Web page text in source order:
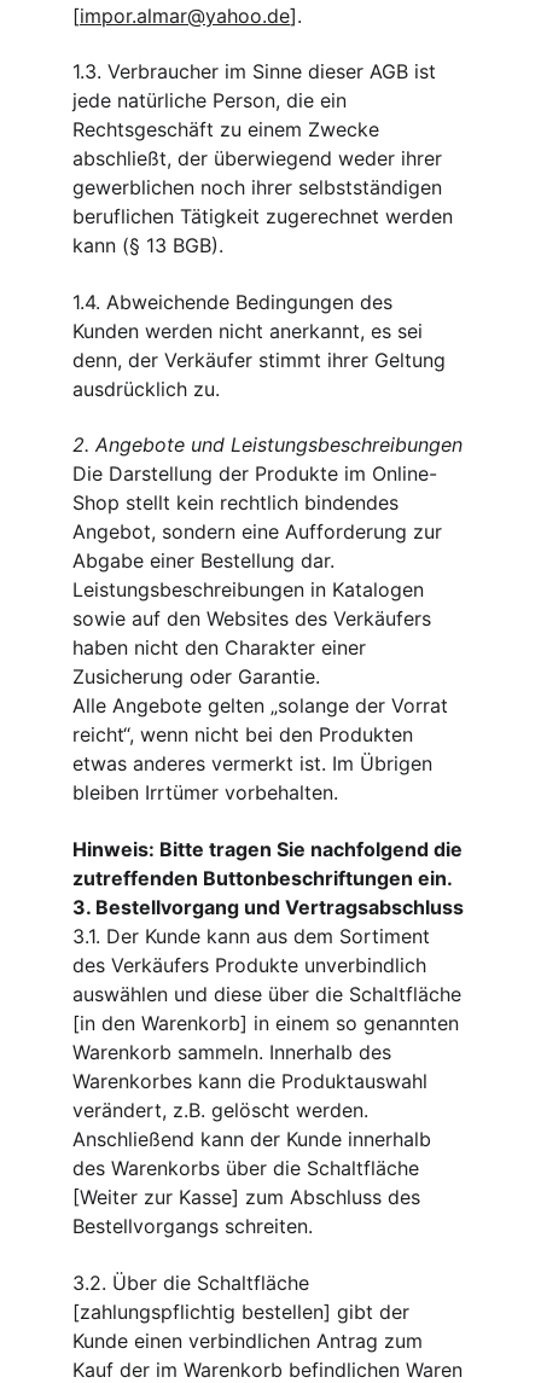
[impor.almar@yahoo.de].
1.3. Verbraucher im Sinne dieser AGB ist
jede natürliche Person, die ein
Rechtsgeschäft zu einem Zwecke
abschließt, der überwiegend weder ihrer
gewerblichen noch ihrer selbstständigen
beruflichen Tätigkeit zugerechnet werden
kann (§ 13 BGB).
1.4. Abweichende Bedingungen des
Kunden werden nicht anerkannt, es sei
denn, der Verkäufer stimmt ihrer Geltung
ausdrücklich zu.
2. Angebote und Leistungsbeschreibungen
Die Darstellung der Produkte im Online-
Shop stellt kein rechtlich bindendes
Angebot, sondern eine Aufforderung zur
Abgabe einer Bestellung dar.
Leistungsbeschreibungen in Katalogen
sowie auf den Websites des Verkäufers
haben nicht den Charakter einer
Zusicherung oder Garantie.
Alle Angebote gelten „solange der Vorrat
reicht“, wenn nicht bei den Produkten
etwas anderes vermerkt ist. Im Übrigen
bleiben Irrtümer vorbehalten.
Hinweis: Bitte tragen Sie nachfolgend die
zutreffenden Buttonbeschriftungen ein.
3. Bestellvorgang und Vertragsabschluss
3.1. Der Kunde kann aus dem Sortiment
des Verkäufers Produkte unverbindlich
auswählen und diese über die Schaltfläche
[in den Warenkorb] in einem so genannten
Warenkorb sammeln. Innerhalb des
Warenkorbes kann die Produktauswahl
verändert, z.B. gelöscht werden.
Anschließend kann der Kunde innerhalb
des Warenkorbs über die Schaltfläche
[Weiter zur Kasse] zum Abschluss des
Bestellvorgangs schreiten.
3.2. Über die Schaltfläche
[zahlungspflichtig bestellen] gibt der
Kunde einen verbindlichen Antrag zum
Kauf der im Warenkorb befindlichen Waren